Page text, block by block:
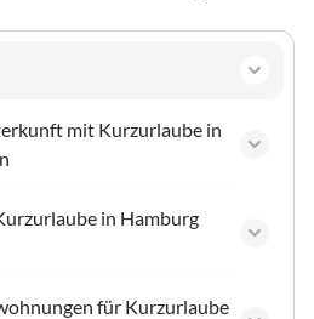
mit Kurzurlaube in
in Hamburg
für Kurzurlaube